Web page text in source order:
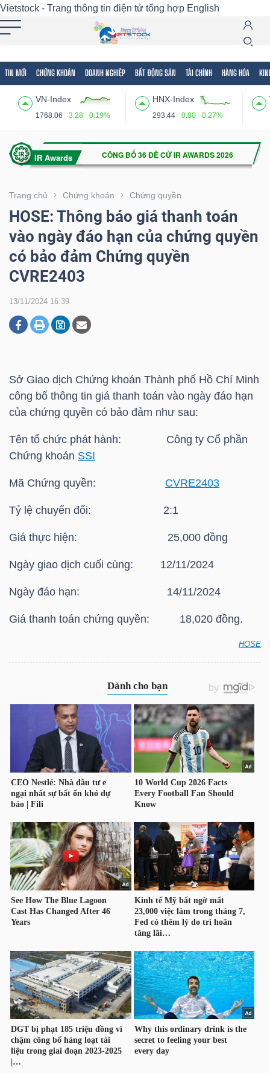
Vietstock - Trang thông tin điện tử tổng hợp English
TIN MỚI CHỨNG KHOÁN DOANH NGHIỆP BẤT ĐỘNG SẢN TÀI CHÍNH HÀNG HÓA
VN-Index
1768.06 3.28 0.19%
HNX-Index
293.44 0.80 0.27%
Trang chủ Chứng khoán Chứng quyền
HOSE: Thông báo giá thanh toán
vào ngày đáo hạn của chứng quyền
có bảo đảm Chứng quyền
CVRE2403
13/11/2024 16:39
Sở Giao dịch Chứng khoán Thành phố Hồ Chí Minh
công bố thông tin giá thanh toán vào ngày đáo hạn
của chứng quyền có bảo đảm như sau:
Tên tổ chức phát hành: Công ty Cổ phần
Chứng khoán SSI
Mã Chứng quyền: CVRE2403
Tỷ lệ chuyển đổi: 2:1
Giá thực hiện: 25,000 đồng
Ngày giao dịch cuối cùng: 12/11/2024
Ngày đáo hạn: 14/11/2024
Giá thanh toán chứng quyền: 18,020 đồng.
HOSE
Tất cả Tính năng Ngành Mã chứng khoán
Tính
(-)
VIETSTOCK
CHỨNG
KHOÁN
NGHIỆP
BẤT
ĐỘNG
SẢN
HÓA
KINH
ĐÔNG
DƯƠNG
TÀI
CHÍNH
CÁ
NHÂN
TÍCH
VIETSTOCKFINANCE
VĨ